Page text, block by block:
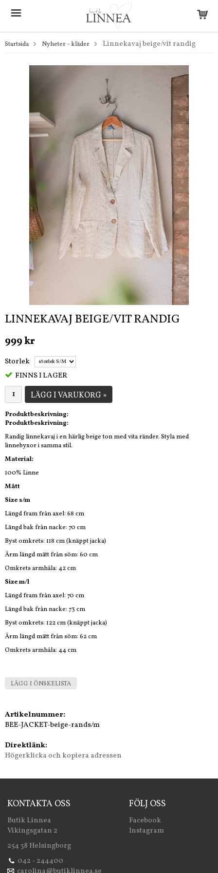
Startsida Nyheter - kläder Linnekavaj beige/vit randig
LINNEKAVAJ BEIGE/VIT RANDIG
999 kr
Storlek
FINNS I LAGER
LÄGG I VARUKORG »
Produktbeskrivning:
Produktbeskrivning:
Randig linnekavaj i en härlig beige ton med vita ränder. Styla med
linnebyxor i samma stil.
Material:
100% Linne
Mått
Size s/m
Längd fram från axel: 68 cm
Längd bak från nacke: 70 cm
Byst omkrets: 118 cm (knäppt jacka)
Ärm längd mätt från söm: 60 cm
Omkrets armhåla: 42 cm
Size m/l
Längd fram från axel: 70 cm
Längd bak från nacke: 73 cm
Byst omkrets: 122 cm (knäppt jacka)
Ärm längd mätt från söm: 62 cm
Omkrets armhåla: 44 cm
LÄGG I ÖNSKELISTA
Artikelnummer:
BEE-JACKET-beige-rands/m
Direktlänk:
Högerklicka och kopiera adressen
KONTAKTA OSS
Butik Linnea
Vikingsgatan 2
254 38 Helsingborg
042 - 244400
FÖLJ OSS
Facebook
Instagram